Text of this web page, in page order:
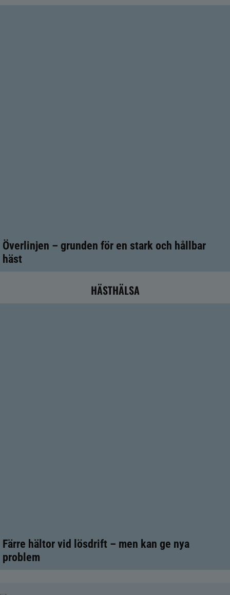
Överlinjen – grunden för en stark och hållbar
häst
HÄSTHÄLSA
Färre hältor vid lösdrift – men kan ge nya
problem